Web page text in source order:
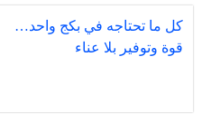
كل ما تحتاجه في بكج واحد…
قوة وتوفير بلا عناء